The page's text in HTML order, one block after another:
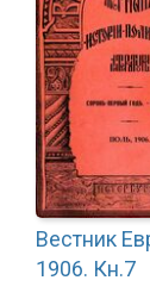
Вестник
1906. Кн.7